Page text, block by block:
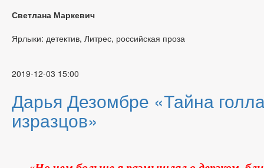
Светлана Маркевич
Ярлыки: детектив, Литрес, российская проза
2019-12-03 15:00
Дарья Дезомбре «Тайна
изразцов»